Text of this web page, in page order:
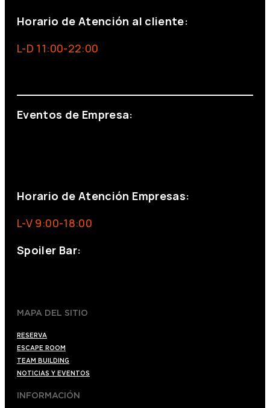
Horario de Atención al cliente:
L-D 11:00-22:00
Eventos de Empresa:
Horario de Atención Empresas:
L-V 9:00-18:00
Spoiler Bar:
MAPA DEL SITIO
RESERVA
ESCAPE ROOM
TEAM BUILDING
NOTICIAS Y EVENTOS
INFORMACIÓN